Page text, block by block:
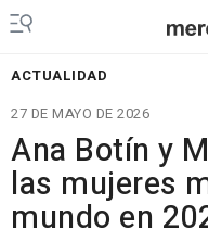
ACTUALIDAD
27 DE MAYO DE 2026
Ana Botín y
las mujeres
mundo en